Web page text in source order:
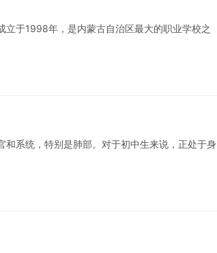
于1998年，是内蒙古自治区最大的职业学校之
系统，特别是肺部。对于初中生来说，正处于身